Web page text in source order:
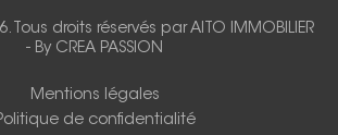
Tous droits réservés parAITO IMMOBILIER
- By CREA PASSION
Mentions légales
de confidentialité